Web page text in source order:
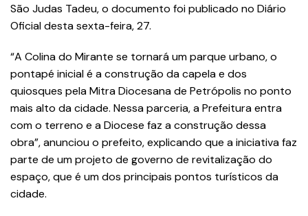
São Judas Tadeu, o documento foi publicado no Diário
Oficial desta sexta-feira, 27.
“A Colina do Mirante se tornará um parque urbano, o
pontapé inicial é a construção da capela e dos
quiosques pela Mitra Diocesana de Petrópolis no ponto
mais alto da cidade. Nessa parceria, a Prefeitura entra
com o terreno e a Diocese faz a construção dessa
obra”, anunciou o prefeito, explicando que a iniciativa faz
parte de um projeto de governo de revitalização do
espaço, que é um dos principais pontos turísticos da
cidade.